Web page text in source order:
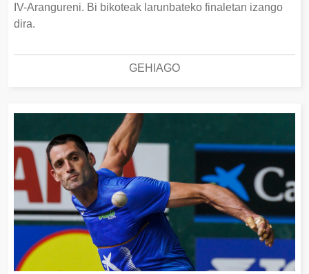
IV-Arangureni. Bi bikoteak larunbateko finaletan izango
dira.
GEHIAGO